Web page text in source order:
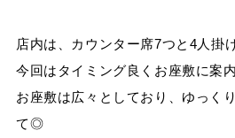
店内は、カウンター席7つと 4人掛
今回はタイミング良くお座敷に案
お座敷は広々としており、ゆっく
て◎